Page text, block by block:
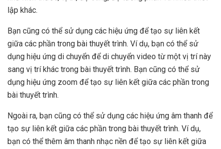
lập khác.
Bạn cũng có thể sử dụng các hiệu ứng để tạo sự liên kết
giữa các phần trong bài thuyết trình. Ví dụ, bạn có thể sử
dụng hiệu ứng di chuyển để di chuyển video từ một vị trí này
sang vị trí khác trong bài thuyết trình. Bạn cũng có thể sử
dụng hiệu ứng zoom để tạo sự liên kết giữa các phần trong
bài thuyết trình.
Ngoài ra, bạn cũng có thể sử dụng các hiệu ứng âm thanh để
tạo sự liên kết giữa các phần trong bài thuyết trình. Ví dụ,
bạn có thể thêm âm thanh nhạc nền để tạo sự liên kết giữa